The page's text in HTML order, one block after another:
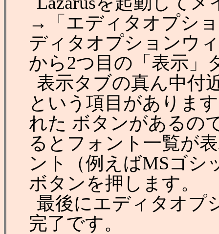
→「エディタオプシ
ディタオプションウ
から2つ目の「表示」
表示タブの真ん中付
という項目がありま
れた ボタンがあるの
るとフォント一覧が
ント（例えばMSゴシ
ボタンを押します。
最後にエディタオプ
完了です。